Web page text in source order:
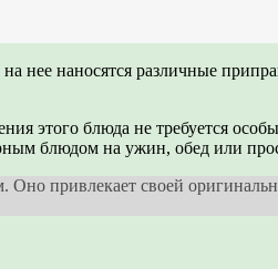
нее наносятся различные
этого блюда не требуется
блюдом на ужин, обед или
привлекает своей